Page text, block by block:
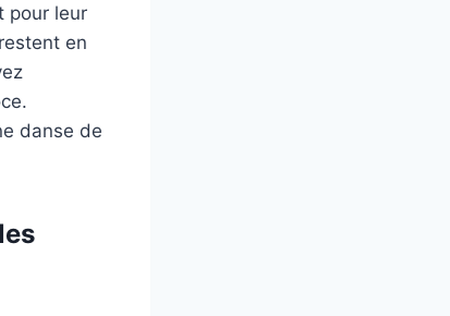
pour leur
en
danse de